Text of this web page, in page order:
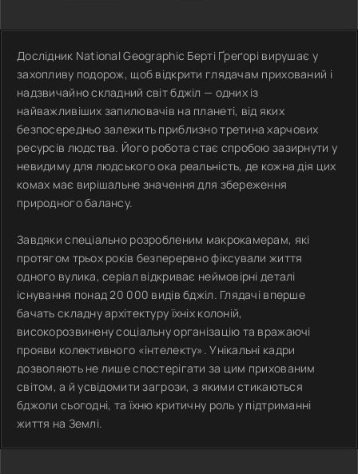
Дослідник National Geographic Берті Ґреґорі вирушає у
захопливу подорож, щоб відкрити глядачам прихований і
надзвичайно складний світ бджіл — одних із
найважливіших запилювачів на планеті, від яких
безпосередньо залежить приблизно третина харчових
ресурсів людства. Його робота стає спробою зазирнути у
невидиму для людського ока реальність, де кожна дія цих
комах має вирішальне значення для збереження
природного балансу.
Завдяки спеціально розробленим макрокамерам, які
протягом трьох років безперервно фіксували життя
одного вулика, серіал відкриває неймовірні деталі
існування понад 20 000 видів бджіл. Глядачі вперше
бачать складну архітектуру їхніх колоній,
високорозвинену соціальну організацію та вражаючі
прояви колективного «інтелекту». Унікальні кадри
дозволяють не лише спостерігати за цим прихованим
світом, а й усвідомити загрози, з якими стикаються
бджоли сьогодні, та їхню критичну роль у підтриманні
життя на Землі.